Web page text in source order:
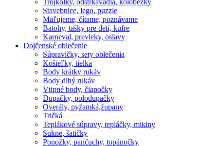
Trojkolky, odstrkavadla, kolobežky
Stavebnice, lego, puzzle
Maľujeme, čítame, poznávame
Batohy, tašky pre deti, kufre
Karneval, prevleky, oslavy
Dojčenské oblečenie
Súpravičky, sety oblečenia
Košieľky, tielka
Body krátky rukáv
Body dlhý rukáv
Vtipné body, čiapočky
Dupačky, polodupačky
Overály, pyžamká,župany
Tričká
Teplákové súpravy, tepláčky, mikiny
Sukne, šatičky
Ponožky, pančuchy, topánočky